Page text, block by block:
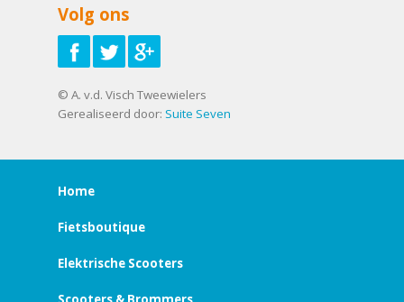
Volg ons
© A. v.d. Visch Tweewielers
Gerealiseerd door: Suite Seven
Home
Fietsboutique
Elektrische Scooters